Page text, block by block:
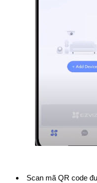
Scan mã QR code